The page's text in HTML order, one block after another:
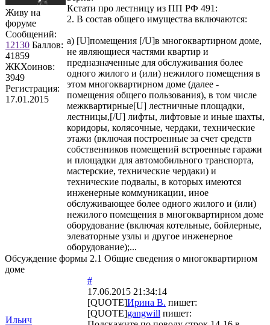
Живу на
форуме
Сообщений:
12130 Баллов:
41859
ЖКХоинов:
3949
Регистрация:
17.01.2015
Кстати про лестницу из ПП РФ 491:
2. В состав общего имущества включаются:
а) [U]помещения [/U]в многоквартирном доме,
не являющиеся частями квартир и
предназначенные для обслуживания более
одного жилого и (или) нежилого помещения в
этом многоквартирном доме (далее -
помещения общего пользования), в том числе
межквартирные[U] лестничные площадки,
лестницы,[/U] лифты, лифтовые и иные шахты,
коридоры, колясочные, чердаки, технические
этажи (включая построенные за счет средств
собственников помещений встроенные гаражи
и площадки для автомобильного транспорта,
мастерские, технические чердаки) и
технические подвалы, в которых имеются
инженерные коммуникации, иное
обслуживающее более одного жилого и (или)
нежилого помещения в многоквартирном доме
оборудование (включая котельные, бойлерные,
элеваторные узлы и другое инженерное
оборудование);...
Обсуждение формы 2.1 Общие сведения о многоквартирном
доме
Ильич
#
17.06.2015 21:34:14
[QUOTE]Ирина В. пишет:
[QUOTE]gangwill пишет: